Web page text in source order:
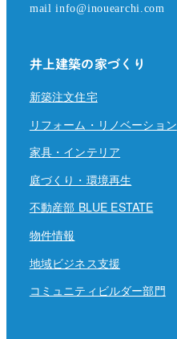
mail info@inouearchi.com
井上建築の家づくり
新築注文住宅
リフォーム・リノベーション
家具・インテリア
庭づくり・環境再生
不動産部 BLUE ESTATE
物件情報
地域ビジネス支援
コミュニティビルダー部門